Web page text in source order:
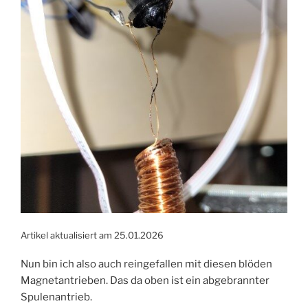
Artikel aktualisiert am 25.01.2026
Nun bin ich also auch reingefallen mit diesen blöden
Magnetantrieben. Das da oben ist ein abgebrannter
Spulenantrieb.